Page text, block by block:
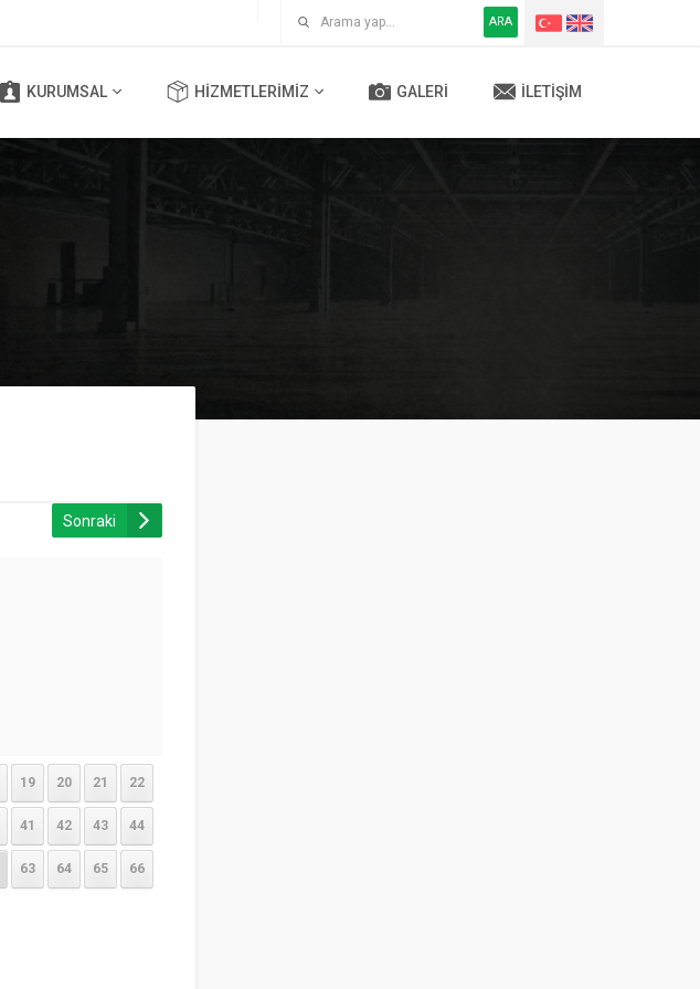
ARA
KURUMSAL HIZMETLERIMIZ GALERI İLETIŞIM
Sonraki
19 20 21 22
41 42 43 44
63 64 65 66